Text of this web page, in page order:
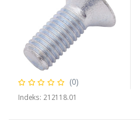
(0)
Indeks: 212118.01